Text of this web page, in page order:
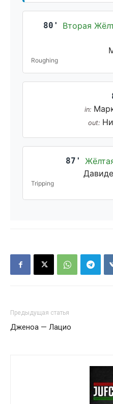
80' Вторая
Roughing
in:
out:
87'
Tripping
Предыдущая статья
Дженоа — Лацио